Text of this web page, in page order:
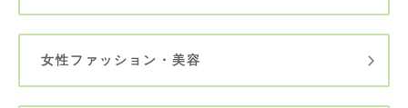
女性ファッション・美容